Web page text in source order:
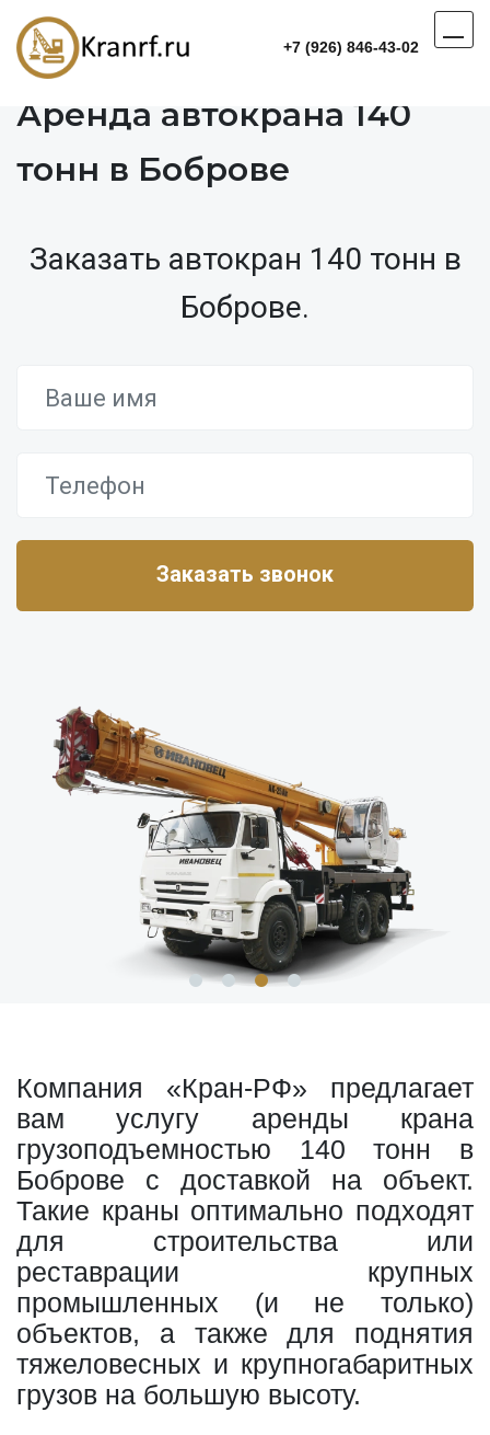
+7 (926) 846-43-02
Аренда автокрана 140
тонн в Боброве
Заказать автокран 140 тонн в
Боброве.
Компания «Кран-РФ» предлагает
вам услугу аренды крана
грузоподъемностью 140 тонн в
Боброве с доставкой на объект.
Такие краны оптимально подходят
для строительства или
реставрации крупных
промышленных (и не только)
объектов, а также для поднятия
тяжеловесных и крупногабаритных
грузов на большую высоту.